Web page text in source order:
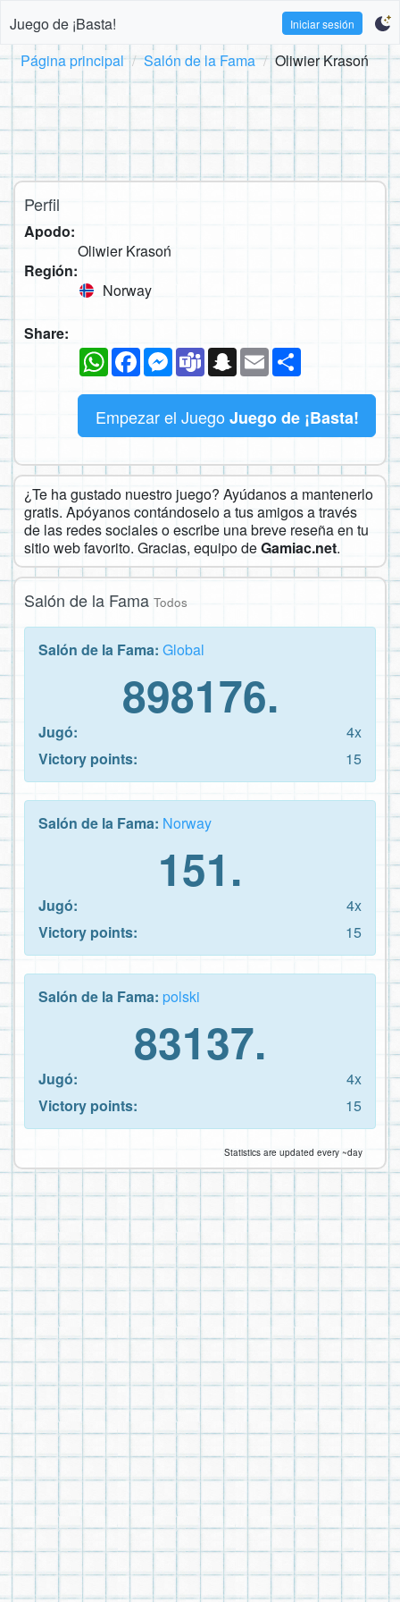
Juego de ¡Basta! Iniciar sesión
Página principal Salón de la Fama Oliwier Krasoń
Perfil
Apodo:
Oliwier Krasoń
Región:
Norway
Share:
WhatsAppFacebookMessenger
TeamsSnapchat
Email
Empezar el Juego Juego de ¡Basta!
¿Te ha gustado nuestro juego? Ayúdanos a mantenerlo
gratis. Apóyanos contándoselo a tus amigos a través
de las redes sociales o escribe una breve reseña en tu
sitio web favorito. Gracias, equipo deGamiac.net.
Salón de la Fama Todos
Salón de la Fama: Global
898176.
Jugó:
4x
Victory points:
15
Salón de la Fama: Norway
151.
Jugó:
4x
Victory points:
15
Salón de la Fama: polski
83137.
Jugó:
4x
Victory points:
15
Statistics are updated every ~day